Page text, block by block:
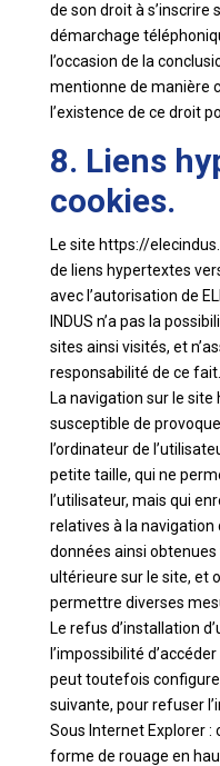
de son droit à s’inscrire
démarchage
l’occasion de la
mentionne de manière
l’existence de ce droit
8. Liens
cookies.
Le site https://
de liens hypertextes
avec l’autorisation de
INDUS n’a pas la
sites ainsi visités, et
responsabilité de ce fait.
La navigation sur le
susceptible de
l’ordinateur de
petite taille, qui ne
l’utilisateur, mais qui
relatives à la navigation
données ainsi
ultérieure sur le site, et
permettre diverses
Le refus d’installation
l’impossibilité
peut toutefois
suivante, pour refuser
Sous Internet Explorer
forme de rouage en